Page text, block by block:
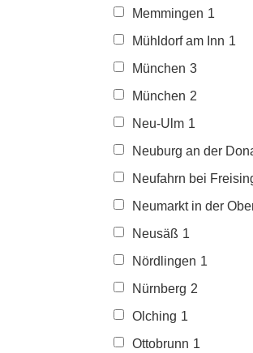
Memmingen 1
Mühldorf am Inn 1
München 3
München 2
Neu-Ulm 1
Neuburg an der
Neufahrn bei
Neumarkt in der
Neusäß 1
Nördlingen 1
Nürnberg 2
Olching 1
Ottobrunn 1